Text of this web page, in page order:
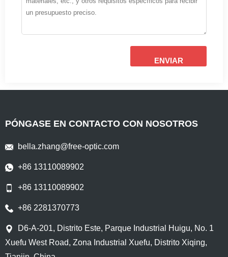
ENVIAR
PÓNGASE EN CONTACTO CON NOSOTROS
bella.zhang@free-optic.com
+86 13110089902
+86 13110089902
+86 2281370773
D6-A-201, Distrito Este, Parque Industrial Huigu, No. 1
Xuefu West Road, Zona Industrial Xuefu, Distrito Xiqing,